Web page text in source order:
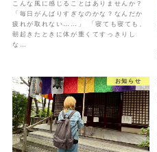
こんな風に感じることはありませんか？
「毎日がんばりすぎなのかな？なんだか
疲れが取れない……」 「寝ても寝ても、
朝起きたときに体が重くてすっきりし
な…
お知らせ